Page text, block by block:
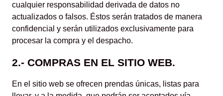
cualquier responsabilidad derivada de datos no
actualizados o falsos. Éstos serán tratados de manera
confidencial y serán utilizados exclusivamente para
procesar la compra y el despacho.
2.- COMPRAS EN EL SITIO WEB.
En el sitio web se ofrecen prendas únicas, listas para